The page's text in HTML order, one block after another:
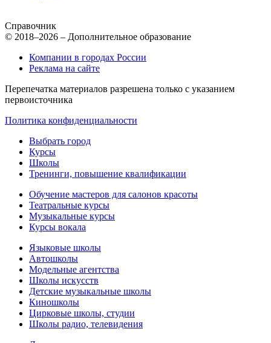
Справочник
© 2018–2026 – Дополнительное образование
Компании в городах России
Реклама на сайте
Перепечатка материалов разрешена только с указанием
первоисточника
Политика конфиденциальности
Выбрать город
Курсы
Школы
Тренинги, повышение квалификации
Обучение мастеров для салонов красоты
Театральные курсы
Музыкальные курсы
Курсы вокала
Языковые школы
Автошколы
Модельные агентства
Школы искусств
Детские музыкальные школы
Киношколы
Цирковые школы, студии
Школы радио, телевидения